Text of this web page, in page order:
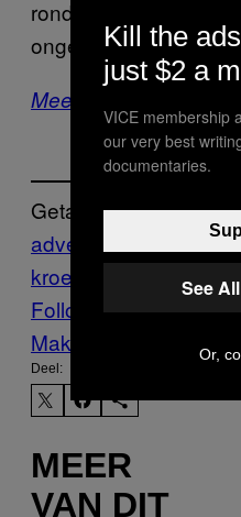
rondfietsen, wat in
ongelofelijk cool zijn.
Meer fonkelnieuw
Getagd:
adventskalender
kroes
Follow Us On
Make Us Preferred In
Deel:
MEER
VAN DIT
Kill the
just $2 a
VICE membership
our very best
documentaries.
See
Or,